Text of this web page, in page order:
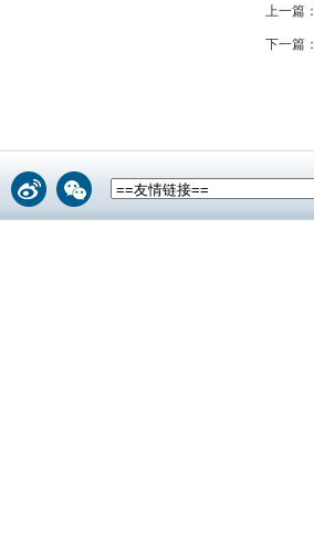
上一篇：
下一篇：